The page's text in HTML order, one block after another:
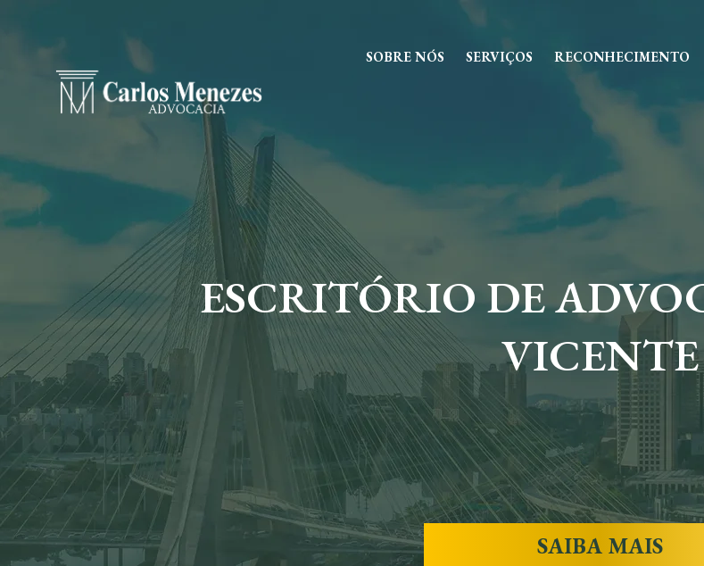
SOBRE NÓS SERVIÇOS RECONHECIMENTO
ESCRITÓRIO DE
VICENTE
SAIBA MAIS